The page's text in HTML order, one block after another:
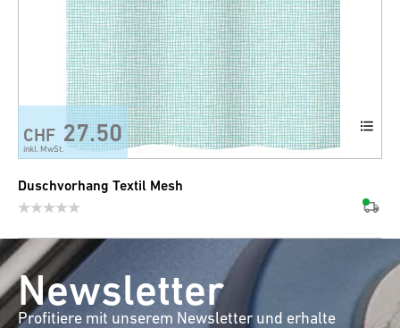
CHF 27.50
inkl. MwSt.
Duschvorhang Textil Mesh
Newsletter
Profitiere mit unserem Newsletter und erhalte